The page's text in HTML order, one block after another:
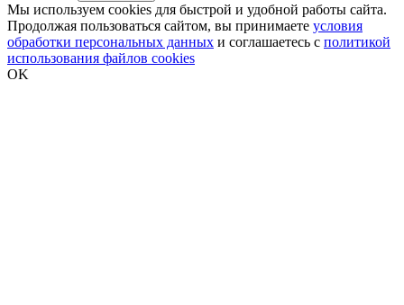
Мы используем cookies для быстрой и удобной работы сайта.
Продолжая пользоваться сайтом, вы принимаете условия
обработки персональных данных и соглашаетесь с политикой
использования файлов cookies
OK